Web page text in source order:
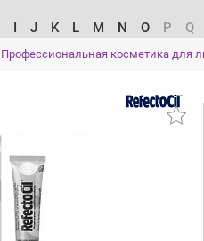
I J K L M N O P Q
Профессиональная косметика для